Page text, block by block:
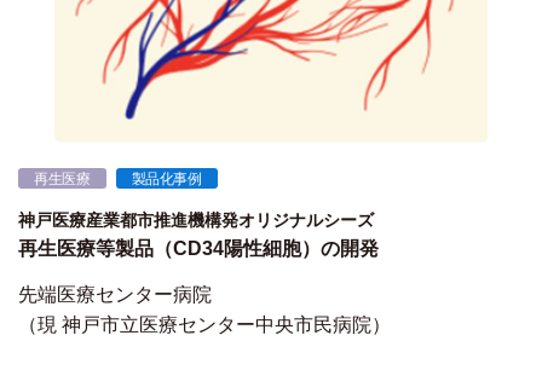
再生医療 製品化事例
神戸医療産業都市推進機構発オリジナルシーズ
再生医療等製品（CD34陽性細胞）の開発
先端医療センター病院
（現 神戸市立医療センター中央市民病院）